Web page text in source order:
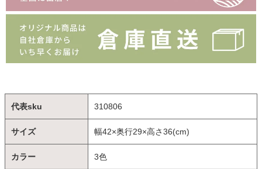
代表sku 310806
サイズ 幅42×奥行29×高さ36(cm)
カラー 3色